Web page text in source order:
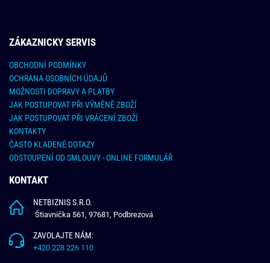
ZÁKAZNICKY SERVIS
OBCHODNÍ PODMÍNKY
OCHRANA OSOBNÍCH ÚDAJŮ
MOŽNOSTI DOPRAVY A PLATBY
JAK POSTUPOVAT PŘI VÝMĚNĚ ZBOŽÍ
JAK POSTUPOVAT PŘI VRÁCENÍ ZBOŽÍ
KONTAKTY
ČASTO KLADENÉ DOTAZY
ODSTOUPENÍ OD SMLOUVY - ONLINE FORMULÁŘ
KONTAKT
NETBIZNIS S.R.O.
Štiavnička 561, 97681, Podbrezová
ZAVOLAJTE NÁM:
+420 228 226 110